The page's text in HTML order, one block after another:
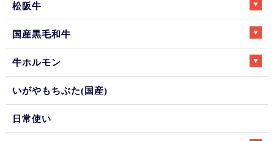
松阪牛
国産黒毛和牛
牛ホルモン
いがやもちぶた(国産)
日常使い